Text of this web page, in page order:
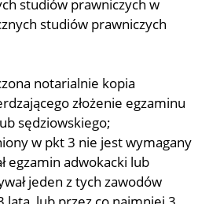
studiów prawniczych w
studiów prawniczych
notarialnie kopia
złożenie egzaminu
sędziowskiego;
w pkt 3 nie jest wymagany
egzamin adwokacki lub
jeden z tych zawodów